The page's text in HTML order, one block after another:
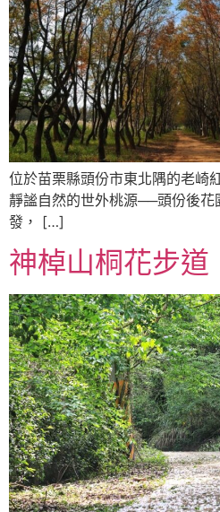
位於苗栗縣頭份市東北隅的老崎
靜謐自然的世外桃源──頭份後花
發， […]
神棹山桐花步道